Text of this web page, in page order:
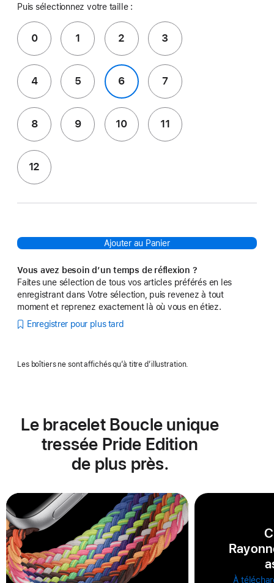
Puis sélectionnez votre taille :
0 1 2 3
4 5 6 7
8 9 10 11
12
Ajouter au Panier
Vous avez besoin d’un temps de réflexion ?
Faites une sélection de tous vos articles préférés en les
enregistrant dans Votre sélection, puis revenez à tout
moment et reprenez exactement là où vous en étiez.
Enregistrer pour plus tard
Les boîtiers ne sont affichés qu’à titre d’illustration.
Le bracelet Boucle unique
tressée Pride Edition
de plus près.
À